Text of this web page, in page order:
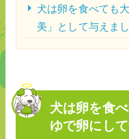
犬は卵を食べても
美」として与えまし
犬は卵を食
ゆで卵にし